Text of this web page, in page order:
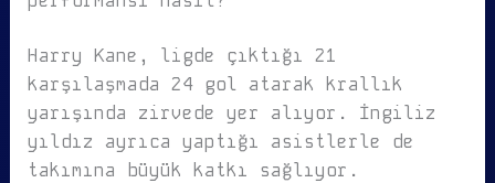
Harry Kane, ligde çıktığı 21
karşılaşmada 24 gol atarak krallık
yarışında zirvede yer alıyor. İngiliz
yıldız ayrıca yaptığı asistlerle de
takımına büyük katkı sağlıyor.